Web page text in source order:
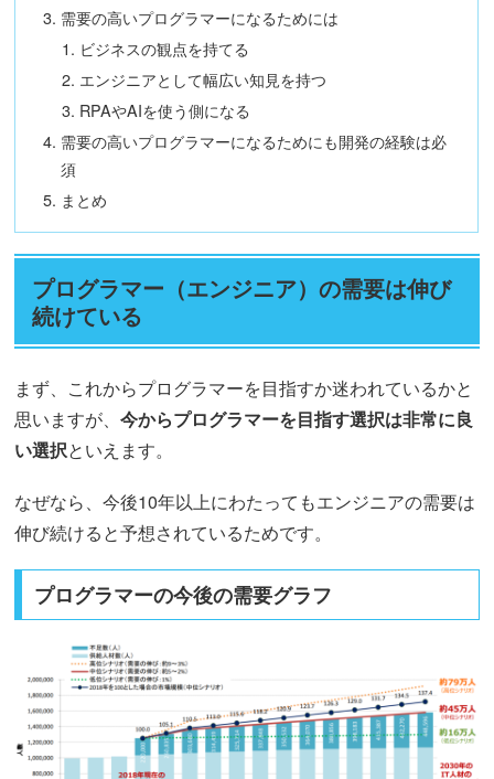
需要の高いプログラマーになるためには
ビジネスの観点を持てる
エンジニアとして幅広い知見を持つ
RPAやAIを使う側になる
需要の高いプログラマーになるためにも開発の経験は必
須
まとめ
プログラマー（エンジニア）の需要は伸び
続けている
まず、これからプログラマーを目指すか迷われているかと
思いますが、今からプログラマーを目指す選択は非常に良
い選択といえます。
なぜなら、今後10年以上にわたってもエンジニアの需要は
伸び続けると予想されているためです。
プログラマーの今後の需要グラフ